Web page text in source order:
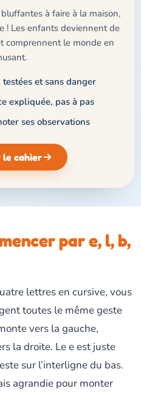
à faire à la maison,
! Les enfants deviennent de
comprennent le monde en
et sans danger
expliquée, pas à pas
ses observations
le cahier
par e, l, b,
lettres en cursive, vous
toutes le même geste
vers la gauche,
la droite. Le e est juste
sur l’interligne du bas.
agrandie pour monter